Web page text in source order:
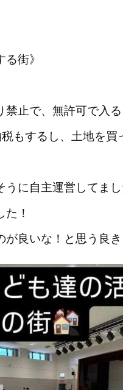
街》
止で、無許可で入
もするし、土地を買
に自主運営してまし
！
良いな！と思う良